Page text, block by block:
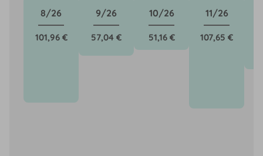
8/26
101,96 €
9/26
57,04 €
10/26
51,16 €
11/26
107,65 €